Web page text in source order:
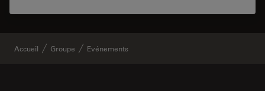
Accueil Groupe Evénements